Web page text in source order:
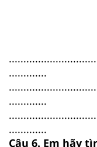
.............
.............
.............
Câu 6. Em hãy